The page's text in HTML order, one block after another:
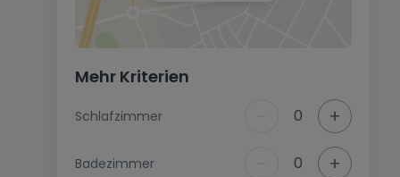
Mehr Kriterien
Schlafzimmer 0 +
Badezimmer 0 +